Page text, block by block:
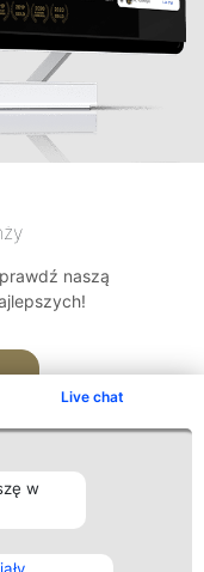
Live chat
w
naszą
Kontakt